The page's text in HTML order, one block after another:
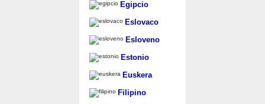
Egipcio
Eslovaco
Esloveno
Estonio
Euskera
Filipino